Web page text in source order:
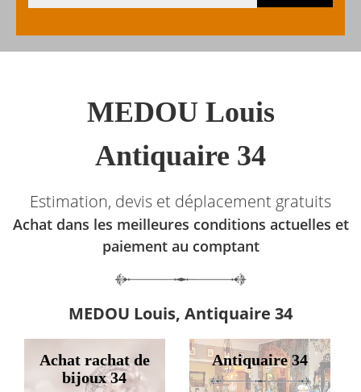
MEDOU Louis
Antiquaire 34
Estimation, devis et déplacement gratuits
Achat dans les meilleures conditions actuelles et
paiement au comptant
MEDOU Louis, Antiquaire 34
Achat rachat de
bijoux 34
Antiquaire 34